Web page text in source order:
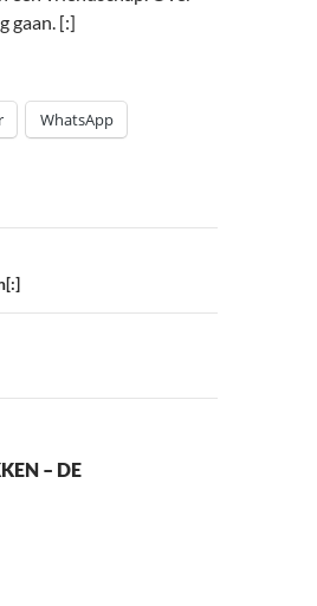
gaan. [:]
WhatsApp
– DE